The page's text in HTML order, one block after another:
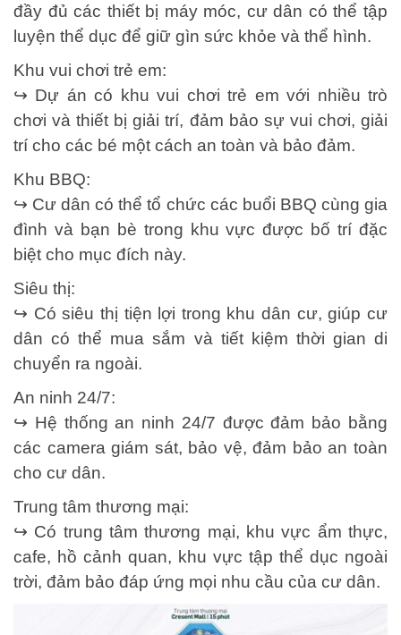
đầy đủ các thiết bị máy móc, cư dân có thể tập
luyện thể dục để giữ gìn sức khỏe và thể hình.
Khu vui chơi trẻ em:
↪️ Dự án có khu vui chơi trẻ em với nhiều trò
chơi và thiết bị giải trí, đảm bảo sự vui chơi, giải
trí cho các bé một cách an toàn và bảo đảm.
Khu BBQ:
↪️ Cư dân có thể tổ chức các buổi BBQ cùng gia
đình và bạn bè trong khu vực được bố trí đặc
biệt cho mục đích này.
Siêu thị:
↪️ Có siêu thị tiện lợi trong khu dân cư, giúp cư
dân có thể mua sắm và tiết kiệm thời gian di
chuyển ra ngoài.
An ninh 24/7:
↪️ Hệ thống an ninh 24/7 được đảm bảo bằng
các camera giám sát, bảo vệ, đảm bảo an toàn
cho cư dân.
Trung tâm thương mại:
↪️ Có trung tâm thương mại, khu vực ẩm thực,
cafe, hồ cảnh quan, khu vực tập thể dục ngoài
trời, đảm bảo đáp ứng mọi nhu cầu của cư dân.